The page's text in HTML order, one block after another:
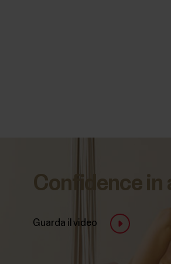
Confidence in
Guarda il video